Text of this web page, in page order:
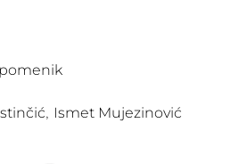
, Ismet Mujezinović